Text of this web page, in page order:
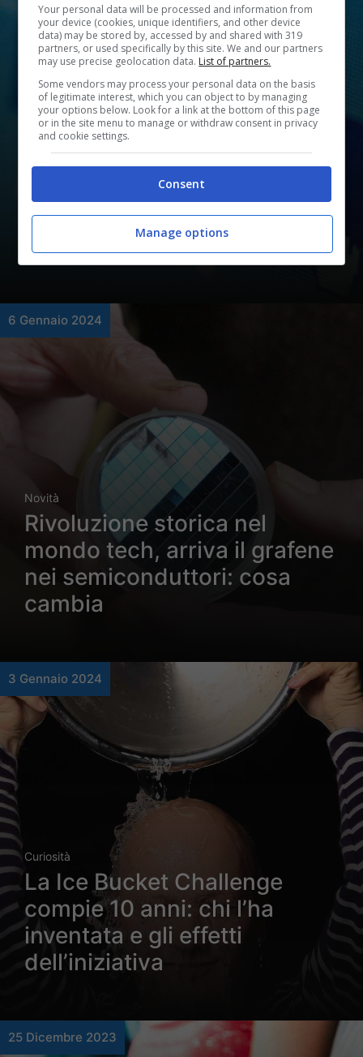
Curiosità
Grosso operatore telefonico
annuncia pesante multa per
chi si comporta male: come
funziona
6 Gennaio 2024
Novità
Rivoluzione storica nel
mondo tech, arriva il grafene
nei semiconduttori: cosa
cambia
3 Gennaio 2024
Curiosità
La Ice Bucket Challenge
compie 10 anni: chi l’ha
inventata e gli effetti
dell’iniziativa
25 Dicembre 2023
Your personal data will be processed and information from
your device (cookies, unique identifiers, and other device
data) may be stored by, accessed by and shared with 319
partners, or used specifically by this site. We and our partners
may use precise geolocation data. List of partners.
Some vendors may process your personal data on the basis
of legitimate interest, which you can object to by managing
your options below. Look for a link at the bottom of this page
or in the site menu to manage or withdraw consent in privacy
and cookie settings.
Consent
Manage options